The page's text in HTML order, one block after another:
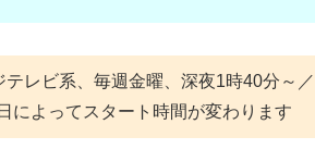
テレビ系、毎週金曜、深夜1時40分～／
よってスタート時間が変わります